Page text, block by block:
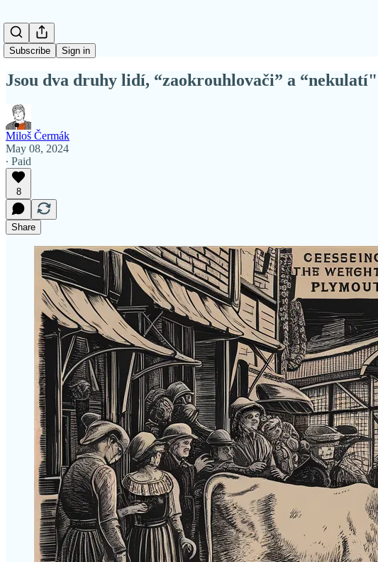
Subscribe Sign in
Jsou dva druhy lidí, “zaokrouhlovači” a
Miloš Čermák
May 08, 2024
∙ Paid
8
Share